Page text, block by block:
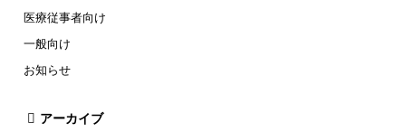
医療従事者向け
一般向け
お知らせ
アーカイブ